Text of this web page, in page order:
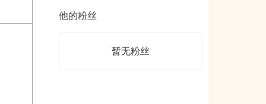
他的粉丝
暂无粉丝